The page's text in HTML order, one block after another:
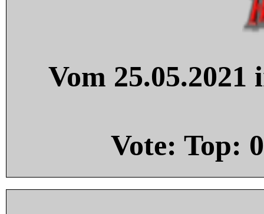
Vom
Vote: Top: 0